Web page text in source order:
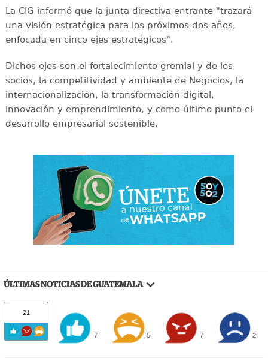
La CIG informó que la junta directiva entrante "trazará
una visión estratégica para los próximos dos años,
enfocada en cinco ejes estratégicos".
Dichos ejes son el fortalecimiento gremial y de los
socios, la competitividad y ambiente de Negocios, la
internacionalización, la transformación digital,
innovación y emprendimiento, y como último punto el
desarrollo empresarial sostenible.
ÚLTIMAS NOTICIAS DE GUATEMALA
21
7 5 7 2